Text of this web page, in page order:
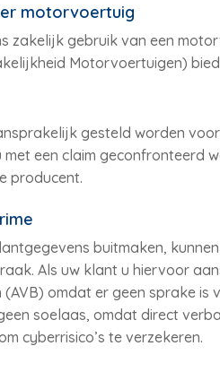
motorvoertuig
zakelijk gebruik van een
Motorvoertuigen)
gesteld worden
een claim geconfronteerd
producent.
buitmaken,
Als uw klant u hiervoor
omdat er geen sprake is
soelaas, omdat direct
cyberrisico’s te verzekeren.